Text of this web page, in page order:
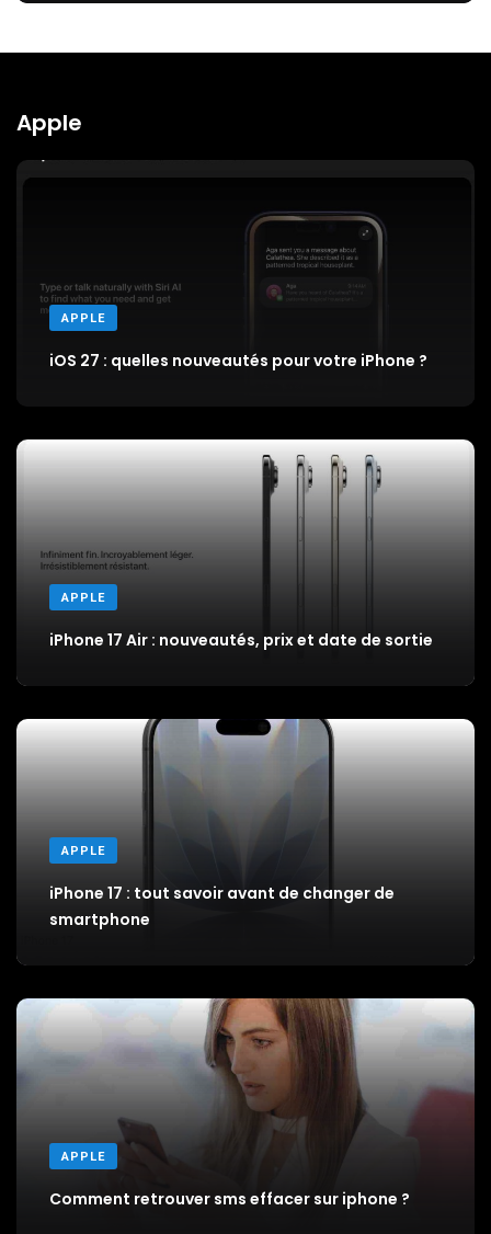
Apple
APPLE
iOS 27 : quelles nouveautés pour votre iPhone ?
APPLE
iPhone 17 Air : nouveautés, prix et date de sortie
APPLE
iPhone 17 : tout savoir avant de changer de
smartphone
APPLE
Comment retrouver sms effacer sur iphone ?